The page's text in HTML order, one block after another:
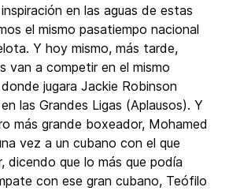
en las aguas de estas
el mismo pasatiempo nacional
Y hoy mismo, más tarde,
van a competir en el mismo
jugara Jackie Robinson
las Grandes Ligas (Aplausos). Y
más grande boxeador, Mohamed
vez a un cubano con el que
dicendo que lo más que podía
con ese gran cubano, Teófilo